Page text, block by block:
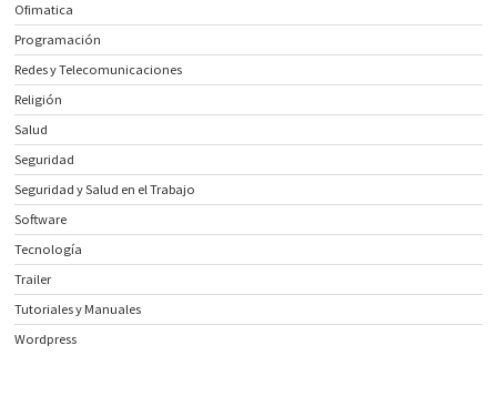
Ofimatica
Programación
Redes y Telecomunicaciones
Religión
Salud
Seguridad
Seguridad y Salud en el Trabajo
Software
Tecnología
Trailer
Tutoriales y Manuales
Wordpress